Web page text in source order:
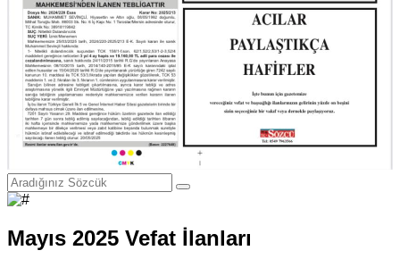
Mayıs 2025 Vefat İlanları